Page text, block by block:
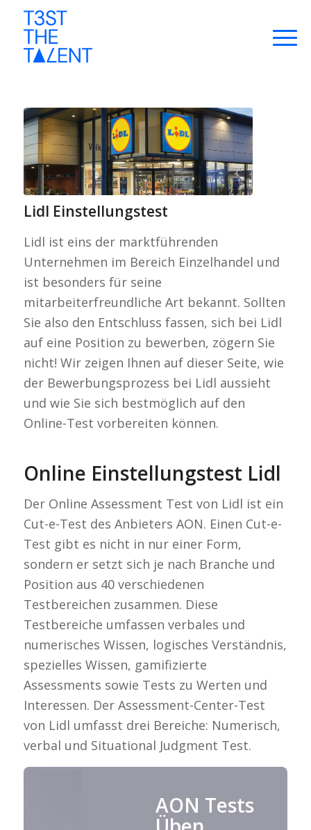
Lidl Einstellungstest
Lidl ist eins der marktführenden
Unternehmen im Bereich Einzelhandel und
ist besonders für seine
mitarbeiterfreundliche Art bekannt. Sollten
Sie also den Entschluss fassen, sich bei Lidl
auf eine Position zu bewerben, zögern Sie
nicht! Wir zeigen Ihnen auf dieser Seite, wie
der Bewerbungsprozess bei Lidl aussieht
und wie Sie sich bestmöglich auf den
Online-Test vorbereiten können.
Online Einstellungstest Lidl
Der Online Assessment Test von Lidl ist ein
Cut-e-Test des Anbieters AON. Einen Cut-e-
Test gibt es nicht in nur einer Form,
sondern er setzt sich je nach Branche und
Position aus 40 verschiedenen
Testbereichen zusammen. Diese
Testbereiche umfassen verbales und
numerisches Wissen, logisches Verständnis,
spezielles Wissen, gamifizierte
Assessments sowie Tests zu Werten und
Interessen. Der Assessment-Center-Test
von Lidl umfasst drei Bereiche: Numerisch,
verbal und Situational Judgment Test.
AON Tests